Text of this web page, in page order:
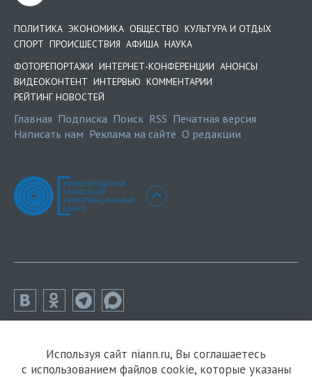
ПОЛИТИКА ЭКОНОМИКА ОБЩЕСТВО КУЛЬТУРА И ОТДЫХ
СПОРТ ПРОИСШЕСТВИЯ АФИША НАУКА
ФОТОРЕПОРТАЖИ ИНТЕРНЕТ-КОНФЕРЕНЦИИ АНОНСЫ
ВИДЕОКОНТЕНТ ИНТЕРВЬЮ КОММЕНТАРИИ
РЕЙТИНГ НОВОСТЕЙ
Главная Подписка Поиск RSS Печатная версия
Написать нам Реклама на сайте О редакции
Используя сайт niann.ru, Вы соглашаетесь
с использованием файлов cookie, которые указаны